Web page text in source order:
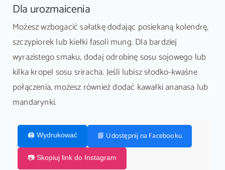
Dla urozmaicenia
Możesz wzbogacić sałatkę dodając posiekaną kolendrę,
szczypiorek lub kiełki fasoli mung. Dla bardziej
wyrazistego smaku, dodaj odrobinę sosu sojowego lub
kilka kropel sosu sriracha. Jeśli lubisz słodko-kwaśne
połączenia, możesz również dodać kawałki ananasa lub
mandarynki.
🖨️ Wydrukować 📘 Udostępnij na Facebooku
📷 Skopiuj link do Instagram